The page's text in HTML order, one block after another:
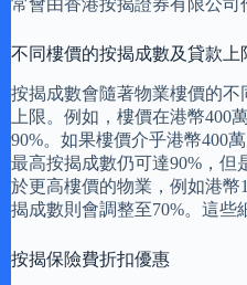
常會由香港按揭證券有限公司
不同樓價的按揭成數及貸款上
按揭成數會隨著物業樓價的
上限。例如，樓價在港幣400
90%。如果樓價介乎港幣400
最高按揭成數仍可達90%，但
於更高樓價的物業，例如港幣
揭成數則會調整至70%。這些
按揭保險費折扣優惠